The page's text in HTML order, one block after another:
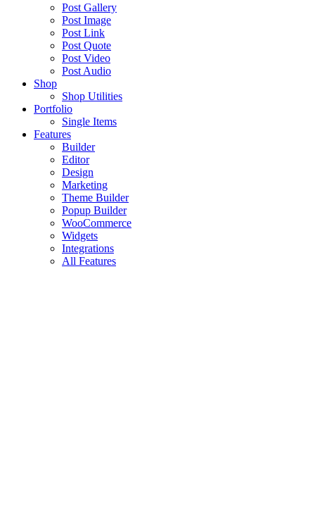
Post Gallery
Post Image
Post Link
Post Quote
Post Video
Post Audio
Shop
Shop Utilities
Portfolio
Single Items
Features
Builder
Editor
Design
Marketing
Theme Builder
Popup Builder
WooCommerce
Widgets
Integrations
All Features